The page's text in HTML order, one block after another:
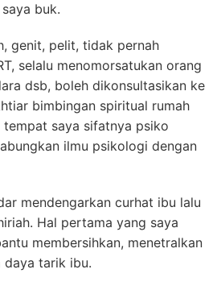
buk.
genit, pelit, tidak pernah
selalu menomorsatukan orang
dsb, boleh dikonsultasikan ke
bimbingan spiritual rumah
saya sifatnya psiko
ilmu psikologi dengan
mendengarkan curhat ibu lalu
Hal pertama yang saya
membersihkan, menetralkan
daya tarik ibu.